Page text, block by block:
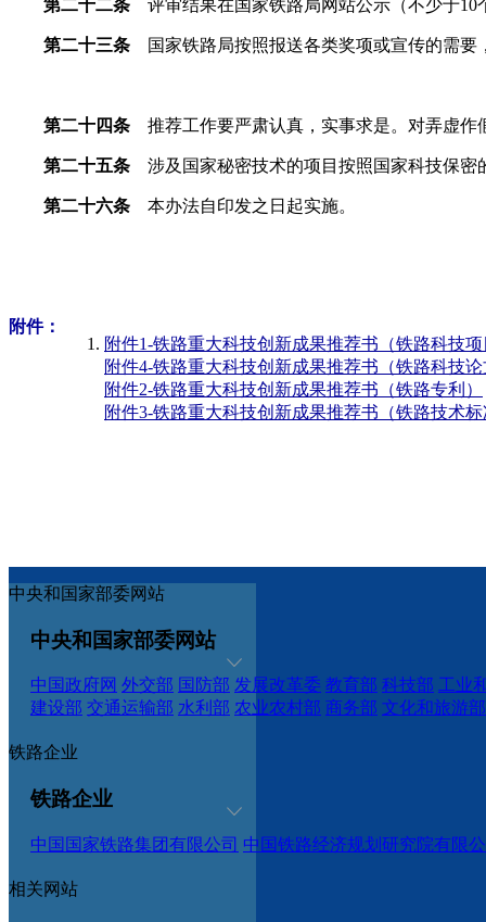
第二十二条 评审结果在国家铁路局网站公示（不少于10
第二十三条 国家铁路局按照报送各类奖项或宣传的需要
第二十四条 推荐工作要严肃认真，实事求是。对弄虚作
第二十五条 涉及国家秘密技术的项目按照国家科技保密
第二十六条 本办法自印发之日起实施。
附件：
附件1-铁路重大科技创新成果推荐书（铁路科技
附件4-铁路重大科技创新成果推荐书（铁路科技
附件2-铁路重大科技创新成果推荐书（铁路专利）
附件3-铁路重大科技创新成果推荐书（铁路技术
中央和国家部委网站
中央和国家部委网站
中国政府网 外交部 国防部 发展改革委 教育部 科技部 工业
建设部 交通运输部 水利部 农业农村部 商务部 文化和旅游部
铁路企业
铁路企业
中国国家铁路集团有限公司 中国铁路经济规划研究院有限
相关网站